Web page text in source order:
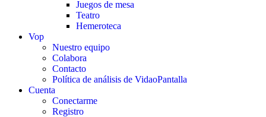
Juegos de mesa
Teatro
Hemeroteca
Vop
Nuestro equipo
Colabora
Contacto
Política de análisis de VidaoPantalla
Cuenta
Conectarme
Registro